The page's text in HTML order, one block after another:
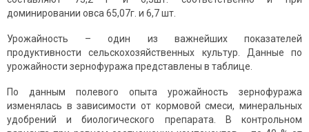
доминировании овса 65,07г. и 6,7 шт.
Урожайность – один из важнейших показателей
продуктивности сельскохозяйственных культур. Данные по
урожайности зернофуража представлены в таблице.
По данным полевого опыта урожайность зернофуража
изменялась в зависимости от кормовой смеси, минеральных
удобрений и биологического препарата. В контрольном